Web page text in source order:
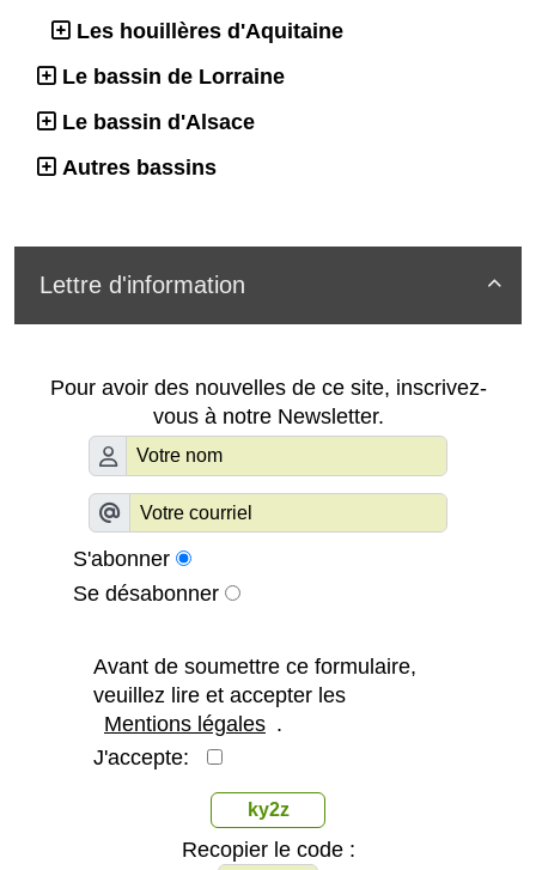
Les houillères d'Aquitaine
Le bassin de Lorraine
Le bassin d'Alsace
Autres bassins

Lettre d'information
Pour avoir des nouvelles de ce site, inscrivez-
vous à notre Newsletter.
S'abonner
Se désabonner
Avant de soumettre ce formulaire,
veuillez lire et accepter les
Mentions légales .
J'accepte:
ky2z
Recopier le code :